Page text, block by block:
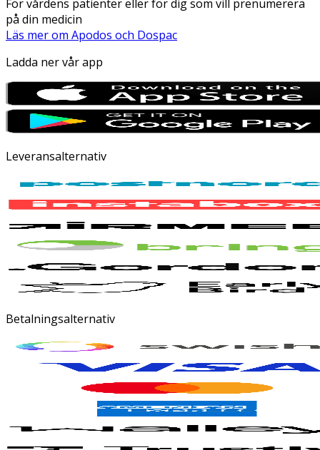
För vårdens patienter eller för dig som vill prenumerera
på din medicin
Läs mer om Apodos och Dospac
Ladda ner vår app
Leveransalternativ
Betalningsalternativ